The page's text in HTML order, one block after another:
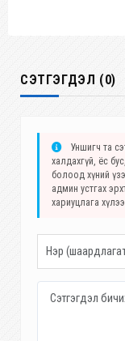
СЭТГЭГДЭЛ (0)
Уншигч та
халдахгүй, ёс
болоод хүний
админ устгах
хариуцлага